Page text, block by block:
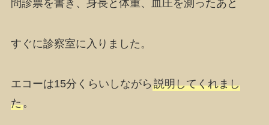
問診票を書き、身長と体重、血圧を測ったあと
すぐに診察室に入りました。
エコーは15分 くらいしながら 説明してくれまし
た。